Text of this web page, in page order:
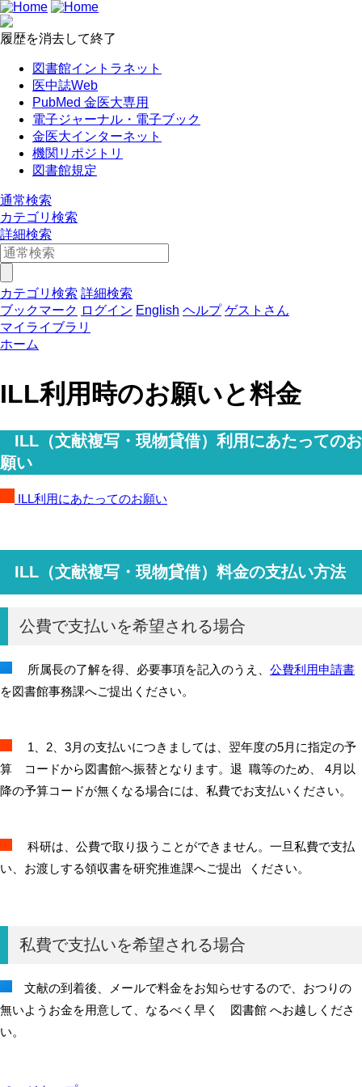
履歴を消去して終了
図書館イントラネット
医中誌Web
PubMed 金医大専用
電子ジャーナル・電子ブック
金医大インターネット
機関リポジトリ
図書館規定
通常検索
カテゴリ検索
詳細検索
カテゴリ検索 詳細検索
ブックマーク ログイン English ヘルプ ゲストさん
マイライブラリ
ホーム
ILL利用時のお願いと料金
ILL（文献複写・現物貸借）利用にあたってのお
願い
ILL利用にあたってのお願い
ILL（文献複写・現物貸借）料金の支払い方法
公費で支払いを希望される場合
所属長の了解を得、必要事項を記入のうえ、 公費利用申請書
を図書館事務課へご提出ください。
1、2、3月の支払いにつきましては、翌年度の5月に指定の予
算 コードから図書館へ振替となります。退 職等のため、 4月以
降の予算コードが無くなる場合には、私費でお支払いください。
科研は、公費で取り扱うことができません。一旦私費で支払
い、お渡しする領収書を研究推進課へご提出 ください。
私費で支払いを希望される場合
文献の到着後、メールで料金をお知らせするので、おつりの
無いようお金を用意して、なるべく早く 図書館 へお越しくださ
い。